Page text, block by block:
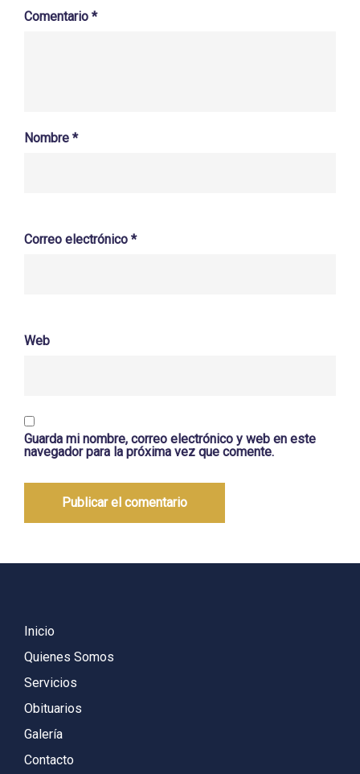
Comentario *
Nombre *
Correo electrónico *
Web
Guarda mi nombre, correo electrónico y web en este
navegador para la próxima vez que comente.
Inicio
Quienes Somos
Servicios
Obituarios
Galería
Contacto